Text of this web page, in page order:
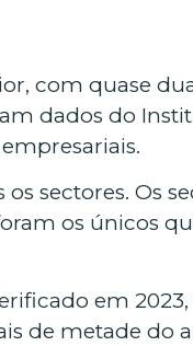
com quase
dados do
sectores. Os
os únicos
em
de metade do